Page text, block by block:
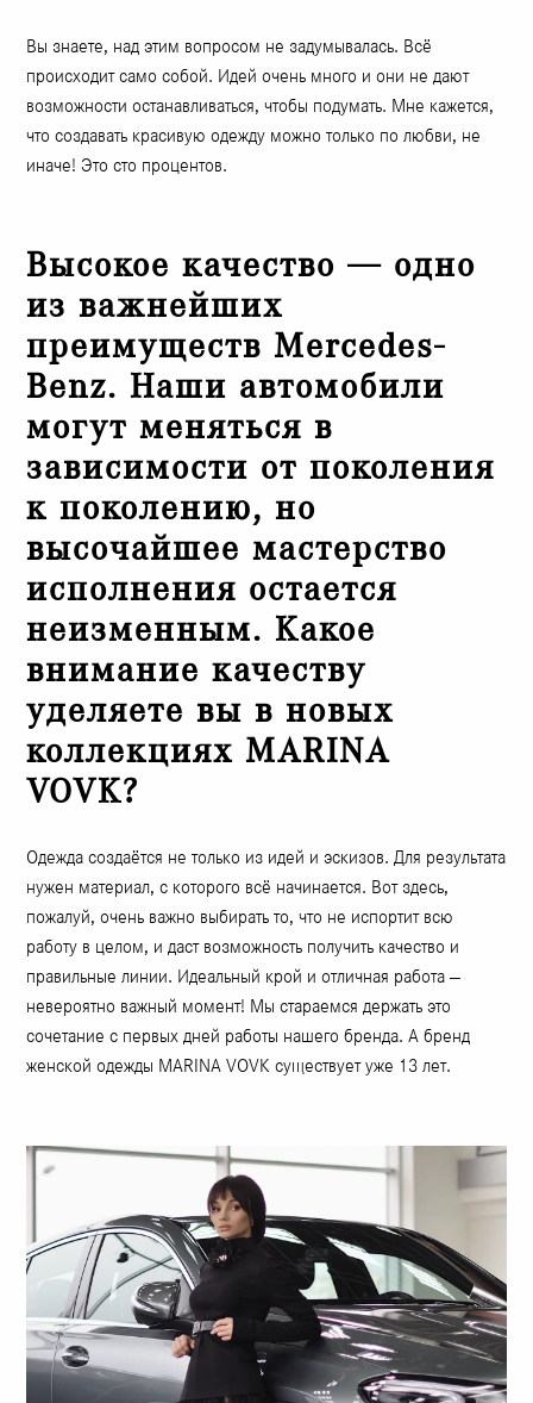
Вы знаете, над этим вопросом не задумывалась. Всё
происходит само собой. Идей очень много и они не дают
возможности останавливаться, чтобы подумать. Мне кажется,
что создавать красивую одежду можно только по любви, не
иначе! Это сто процентов.
Высокое качество — одно
из важнейших
преимуществ Mercedes-
Benz. Наши автомобили
могут меняться в
зависимости от поколения
к поколению, но
высочайшее мастерство
исполнения остается
неизменным. Какое
внимание качеству
уделяете вы в новых
коллекциях MARINA
VOVK?
Одежда создаётся не только из идей и эскизов. Для результата
нужен материал, с которого всё начинается. Вот здесь,
пожалуй, очень важно выбирать то, что не испортит всю
работу в целом, и даст возможность получить качество и
правильные линии. Идеальный крой и отличная работа —
невероятно важный момент! Мы стараемся держать это
сочетание с первых дней работы нашего бренда. А бренд
женской одежды MARINA VOVK существует уже 13 лет.